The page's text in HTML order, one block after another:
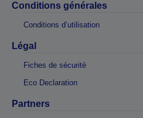
Conditions générales
Conditions d’utilisation
Légal
Fiches de sécurité
Eco Declaration
Partners